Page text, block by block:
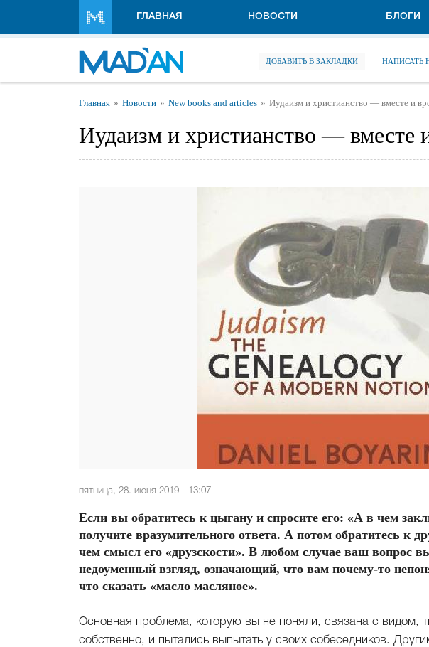
ГЛАВНАЯ НОВОСТИ БЛОГИ
ДОБАВИТЬ В ЗАКЛАДКИ НАПИСАТЬ
Вы здесь
Главная Новости New books and articles Иудаизм и христианство — вместе и
Иудаизм и христианство — вместе
пятница, 28. июня 2019 - 13:07
Если вы обратитесь к цыгану и спросите его: «А в чем
получите вразумительного ответа. А потом обратитесь к
чем смысл его «друзскости». В любом случае ваш вопрос
недоуменный взгляд, означающий, что вам почему-то
что сказать «масло масляное».
Основная проблема, которую вы не поняли, связана с видом,
собственно, и пытались выпытать у своих собеседников.